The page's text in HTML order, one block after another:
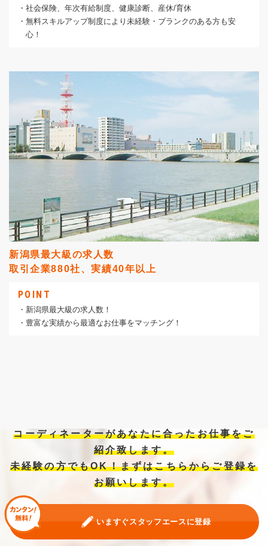
・社会保険、年次有給制度、健康診断、産休/育休
・無料スキルアップ制度により未経験・ブランクのある方も安
心！
新潟県最大級の求人数
取引企業880社、実績40年以上
POINT
・新潟県最大級の求人数！
・豊富な実績から最適なお仕事をマッチング！
コーディネーターがあなたに合ったお仕事をご
紹介致します。
未経験の方でもOK！まずはこちらからご登録を
お願いします。
いますぐスタッフエースに登録